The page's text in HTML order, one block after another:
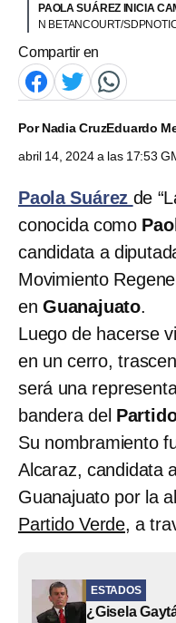
PAOLA SUÁREZ INICIA
N BETANCOURT/
Compartir en
PorNadia CruzEduardo
abril 14, 2024 a las 17:53
Paola Suárez de
conocida como
candidata a
Movimiento
en Guanajuato.
Luego de hacerse
en un cerro,
será una
bandera del
Su nombramiento
Alcaraz, candidata
Guanajuato por la
Partido Verde, a
ESTADOS
¿Gisela